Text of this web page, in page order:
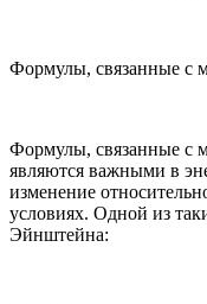
Формулы, связанные с
Формулы, связанные с
являются важными в
изменение
условиях. Одной из
Эйнштейна: